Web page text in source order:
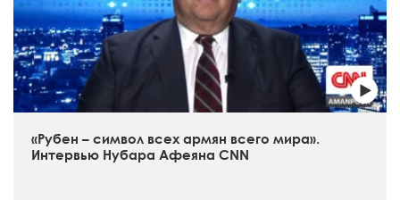
«Рубен – символ всех армян всего мира».
Интервью Нубара Афеяна CNN